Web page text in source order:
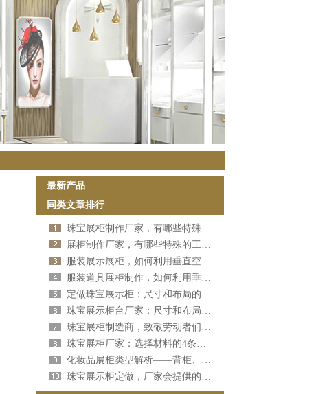
最新产品
同类文章排行
珠宝展柜制作厂家，有哪些特殊工艺技能（二）[宜佳展示]
展柜制作厂家，有哪些特殊的工艺技能（一）[宜佳展示]
服装展示展柜，如何利用垂直空间（二）[宜佳展示]
服装道具展柜制作，如何利用垂直空间（一）[宜佳展示]
定做珠宝展示柜：尺寸和布局的建议（二）[宜佳展示]
珠宝展示柜台厂家：尺寸和布局的建议（一）[宜佳展示]
珠宝展柜制造商，致敬劳动者们！[宜佳展示]
珠宝展柜厂家：选择材料的4条小建议！[宜佳展示]
化妆品展柜类型解析——背柜、前柜[宜佳展示]
珠宝展示柜定做，厂家会提供的定制服务（二）[宜佳展示]